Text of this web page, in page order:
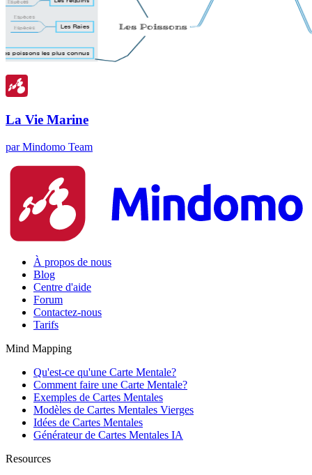
La Vie Marine
par Mindomo Team
À propos de nous
Blog
Centre d'aide
Forum
Contactez-nous
Tarifs
Mind Mapping
Qu'est-ce qu'une Carte Mentale?
Comment faire une Carte Mentale?
Exemples de Cartes Mentales
Modèles de Cartes Mentales Vierges
Idées de Cartes Mentales
Générateur de Cartes Mentales IA
Resources